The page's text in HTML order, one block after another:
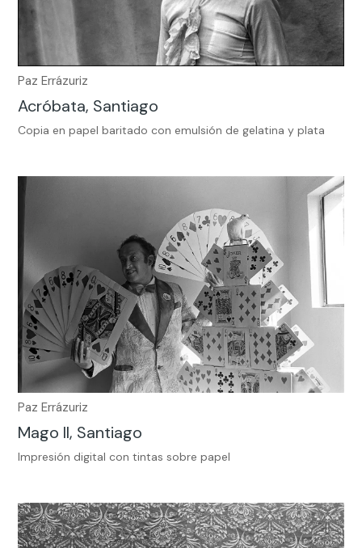
Paz Errázuriz
Acróbata, Santiago
Copia en papel baritado con emulsión de gelatina y plata
Paz Errázuriz
Mago II, Santiago
Impresión digital con tintas sobre papel